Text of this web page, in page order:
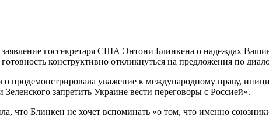
госсекретаря США Энтони Блинкена о надеждах
конструктивно откликнуться на предложения по
продемонстрировала уважение к международному праву,
запретить Украине вести переговоры с Россией».
что Блинкен не хочет вспоминать «о том, что именно